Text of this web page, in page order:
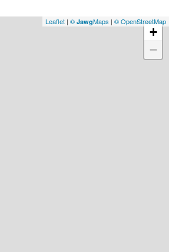
+
−
Leaflet | © JawgMaps | © OpenStreetMap